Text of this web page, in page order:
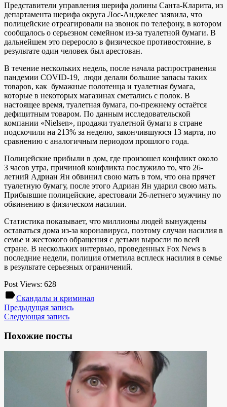
Представители управления шерифа долины Санта-Кларита, из
департамента шерифа округа Лос-Анджелес заявила, что
полицейские отреагировали на звонок по телефону, в котором
сообщалось о серьезном семейном из-за туалетной бумаги. В
дальнейшем это переросло в физическое противостояние, в
результате один человек был арестован.
В течение нескольких недель, после начала распространения
пандемии COVID-19, люди делали большие запасы таких
товаров, как бумажные полотенца и туалетная бумага,
которые в некоторых магазинах сметались с полок. В
настоящее время, туалетная бумага, по-прежнему остаётся
дефицитным товаром. По данным исследовательской
компании «Nielsen», продажи туалетной бумаги в стране
подскочили на 213% за неделю, закончившуюся 13 марта, по
сравнению с аналогичным периодом прошлого года.
Полицейские прибыли в дом, где произошел конфликт около
3 часов утра, причиной конфликта послужило то, что 26-
летний Адриан Ян обвинил свою мать в том, что она прячет
туалетную бумагу, после этого Адриан Ян ударил свою мать.
Прибывшие полицейские, арестовали 26-летнего мужчину по
обвинению в физическом насилии.
Статистика показывает, что миллионы людей вынуждены
оставаться дома из-за коронавируса, поэтому случаи насилия в
семье и жестокого обращения с детьми выросли по всей
стране. В нескольких интервью, проведенных Fox News в
последние недели, полиция отметила всплеск насилия в семье
в результате серьезных ограничений.
Post Views: 628
labelСкандалы и криминал
Предыдущая запись
Следующая запись
Похожие посты